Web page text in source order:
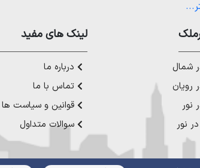
خرید زمین در نور خرید زمین در چمستان،خرید
در محمودآباد خرید ویلا در شمال،
در نوشهر خرید ویلا در محمودآبادو
شمال
رویان
نور
نور
لینک های مفید
درباره ما
تماس با ما
قوانین و سیاست ها
سوالات متداول